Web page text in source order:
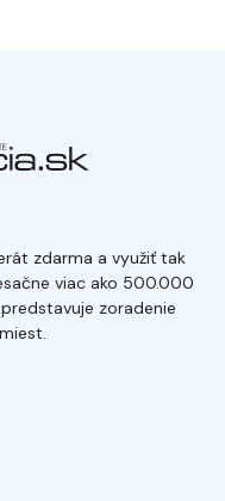
zdarma a využiť tak
viac ako 500.000
predstavuje zoradenie